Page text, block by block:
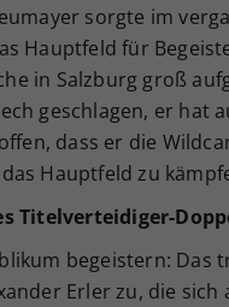
sorgte im
Hauptfeld für
in Salzburg groß
geschlagen, er hat
dass er die
Hauptfeld zu
Titelverteidiger-
begeistern: Das
Erler zu, die